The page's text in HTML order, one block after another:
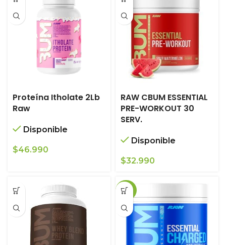
$10.990. $6.980.
Proteína Itholate 2Lb
Raw
Disponible
$46.990
RAW CBUM ESSENTIAL
PRE-WORKOUT 30
SERV.
Disponible
$32.990
-37%